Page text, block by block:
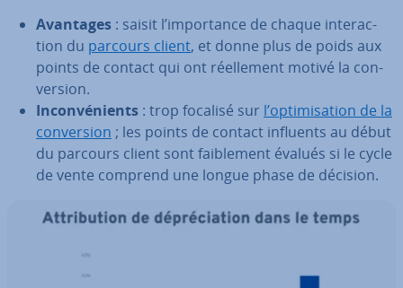
Avantages : saisit l’im­por­tance de chaque in­te­rac­
tion du parcours client, et donne plus de poids aux
points de contact qui ont réel­le­ment motivé la con­
ver­sion.
In­con­vé­nients : trop focalisé sur l’op­ti­mi­sa­tion de la
con­ver­sion ; les points de contact influents au début
du parcours client sont fai­ble­ment évalués si le cycle
de vente comprend une longue phase de décision.